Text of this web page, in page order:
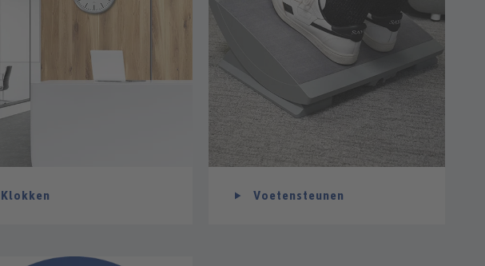
Klokken Voetensteunen